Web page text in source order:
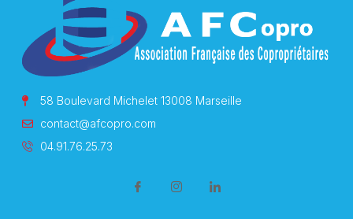
58 Boulevard Michelet 13008 Marseille
contact@afcopro.com
04.91.76.25.73